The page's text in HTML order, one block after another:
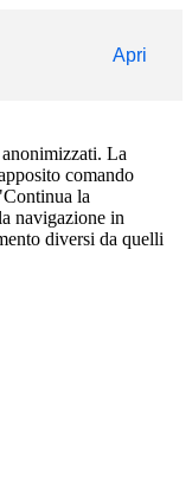
Apri
La
comando
la
navigazione in
diversi da quelli